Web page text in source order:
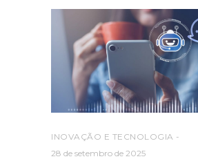
INOVAÇÃO E TECNOLOGIA
28 de setembro de 2025